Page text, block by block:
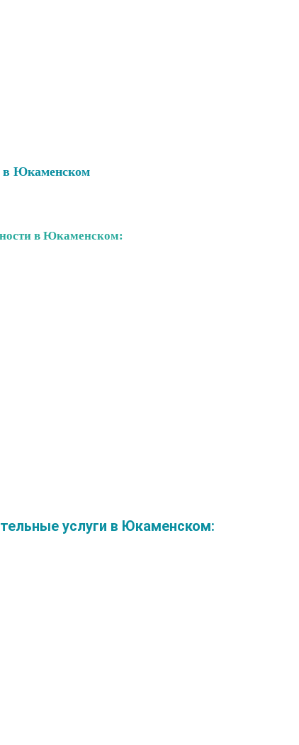
в Юкаменском
в Юкаменском:
услуги в Юкаменском: